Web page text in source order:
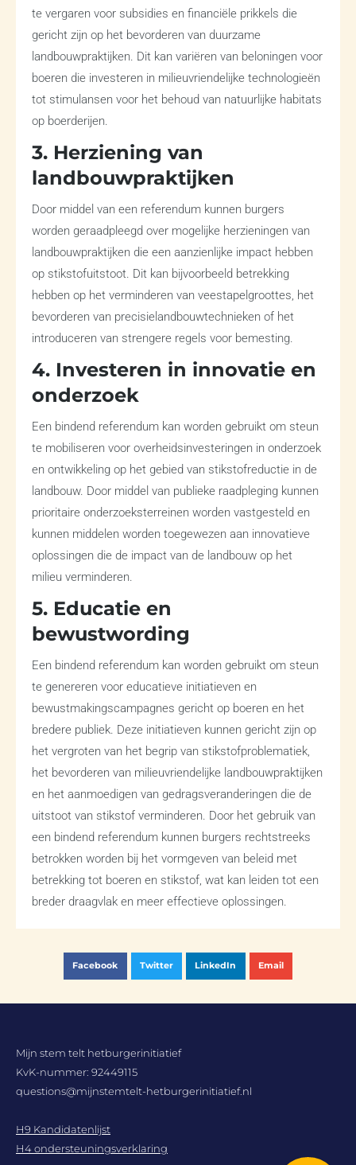
te vergaren voor subsidies en financiële prikkels die
gericht zijn op het bevorderen van duurzame
landbouwpraktijken. Dit kan variëren van beloningen voor
boeren die investeren in milieuvriendelijke technologieën
tot stimulansen voor het behoud van natuurlijke habitats
op boerderijen.
3. Herziening van
landbouwpraktijken
Door middel van een referendum kunnen burgers
worden geraadpleegd over mogelijke herzieningen van
landbouwpraktijken die een aanzienlijke impact hebben
op stikstofuitstoot. Dit kan bijvoorbeeld betrekking
hebben op het verminderen van veestapelgroottes, het
bevorderen van precisielandbouwtechnieken of het
introduceren van strengere regels voor bemesting.
4. Investeren in innovatie en
onderzoek
Een bindend referendum kan worden gebruikt om steun
te mobiliseren voor overheidsinvesteringen in onderzoek
en ontwikkeling op het gebied van stikstofreductie in de
landbouw. Door middel van publieke raadpleging kunnen
prioritaire onderzoeksterreinen worden vastgesteld en
kunnen middelen worden toegewezen aan innovatieve
oplossingen die de impact van de landbouw op het
milieu verminderen.
5. Educatie en
bewustwording
Een bindend referendum kan worden gebruikt om steun
te genereren voor educatieve initiatieven en
bewustmakingscampagnes gericht op boeren en het
bredere publiek. Deze initiatieven kunnen gericht zijn op
het vergroten van het begrip van stikstofproblematiek,
het bevorderen van milieuvriendelijke landbouwpraktijken
en het aanmoedigen van gedragsveranderingen die de
uitstoot van stikstof verminderen. Door het gebruik van
een bindend referendum kunnen burgers rechtstreeks
betrokken worden bij het vormgeven van beleid met
betrekking tot boeren en stikstof, wat kan leiden tot een
breder draagvlak en meer effectieve oplossingen.
Facebook Twitter LinkedIn Email
Mijn stem telt hetburgerinitiatief
KvK-nummer: 92449115
questions@mijnstemtelt-hetburgerinitiatief.nl
H9 Kandidatenlijst
H4 ondersteuningsverklaring